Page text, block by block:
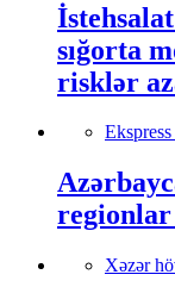
sığorta
risklər
regionlar
Xəzər